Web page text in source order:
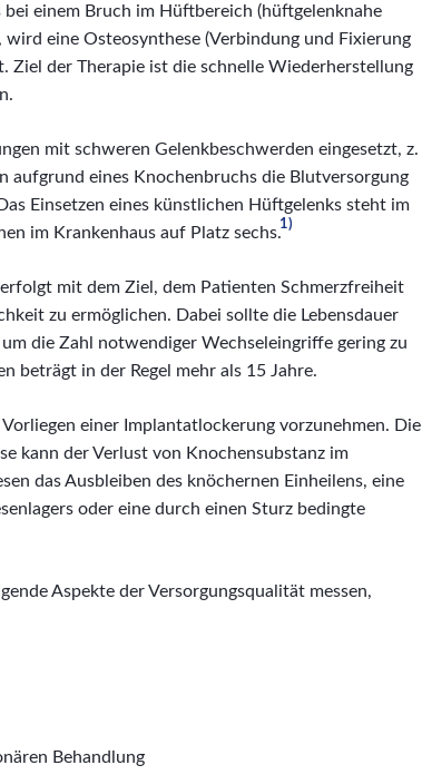
einem Bruch im Hüftbereich (hüftgelenknahe
eine Osteosynthese (Verbindung und Fixierung
der Therapie ist die schnelle Wiederherstellung
mit schweren Gelenkbeschwerden eingesetzt, z.
aufgrund eines Knochenbruchs die Blutversorgung
Einsetzen eines künstlichen Hüftgelenks steht im
im Krankenhaus auf Platz sechs.1)
mit dem Ziel, dem Patienten Schmerzfreiheit
zu ermöglichen. Dabei sollte die Lebensdauer
die Zahl notwendiger Wechseleingriffe gering zu
beträgt in der Regel mehr als 15 Jahre.
einer Implantatlockerung vorzunehmen. Die
kann der Verlust von Knochensubstanz im
das Ausbleiben des knöchernen Einheilens, eine
oder eine durch einen Sturz bedingte
Aspekte der Versorgungsqualität messen,
Behandlung